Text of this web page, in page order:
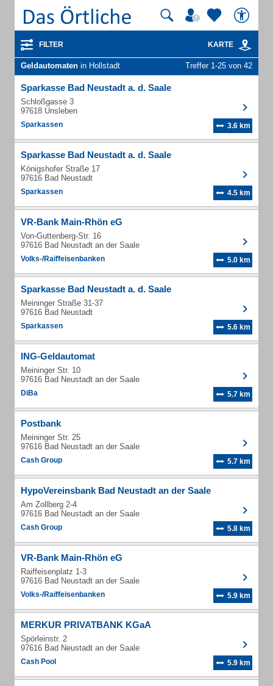
FILTER KARTE
Geldautomaten in Hollstadt Treffer 1-25 von 42
Sparkasse Bad Neustadt a. d. Saale
Schloßgasse 3
97618 Unsleben
Sparkassen 3.6 km
Sparkasse Bad Neustadt a. d. Saale
Königshofer Straße 17
97616 Bad Neustadt
Sparkassen 4.5 km
VR-Bank Main-Rhön eG
Von-Guttenberg-Str. 16
97616 Bad Neustadt an der Saale
Volks-/Raiffeisenbanken 5.0 km
Sparkasse Bad Neustadt a. d. Saale
Meininger Straße 31-37
97616 Bad Neustadt
Sparkassen 5.6 km
ING-Geldautomat
Meininger Str. 10
97616 Bad Neustadt an der Saale
DiBa 5.7 km
Postbank
Meininger Str. 25
97616 Bad Neustadt an der Saale
Cash Group 5.7 km
HypoVereinsbank Bad Neustadt an der Saale
Am Zollberg 2-4
97616 Bad Neustadt an der Saale
Cash Group 5.8 km
VR-Bank Main-Rhön eG
Raiffeisenplatz 1-3
97616 Bad Neustadt an der Saale
Volks-/Raiffeisenbanken 5.9 km
MERKUR PRIVATBANK KGaA
Spörleinstr. 2
97616 Bad Neustadt an der Saale
Cash Pool 5.9 km